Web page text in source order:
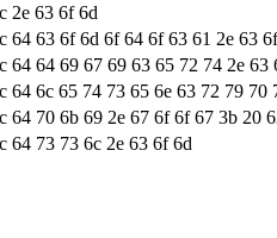
2e 63 6f 6d
64 63 6f 6d 6f 64 6f 63 61 2e 63
64 64 69 67 69 63 65 72 74 2e
64 6c 65 74 73 65 6e 63 72 79 70
64 70 6b 69 2e 67 6f 6f 67 3b 20
64 73 73 6c 2e 63 6f 6d